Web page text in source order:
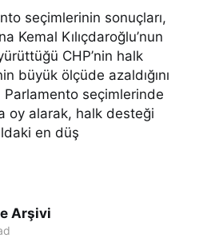
seçimlerinin sonuçları,
Kemal Kılıçdaroğlu’nun
CHP’nin halk
büyük ölçüde azaldığını
Parlamento seçimlerinde
oy alarak, halk desteği
en düş
Arşivi